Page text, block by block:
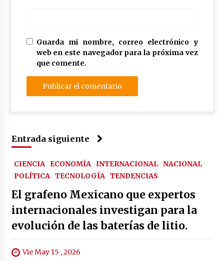
Guarda mi nombre, correo electrónico y
web en este navegador para la próxima vez
que comente.
Entrada siguiente
CIENCIA ECONOMÍA INTERNACIONAL NACIONAL
POLÍTICA TECNOLOGÍA TENDENCIAS
El grafeno Mexicano que expertos
internacionales investigan para la
evolución de las baterías de litio.
Vie May 15 , 2026